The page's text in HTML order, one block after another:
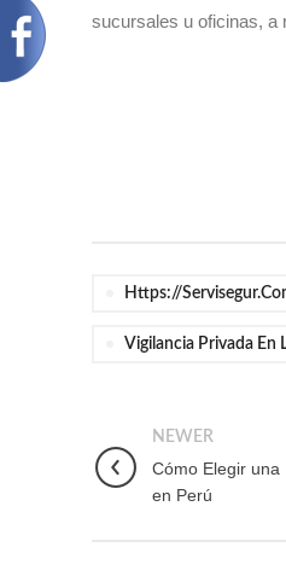
sucursales u oficinas, a
Https://
Vigilancia Privada En
NEWER
Cómo Elegir una
en Perú